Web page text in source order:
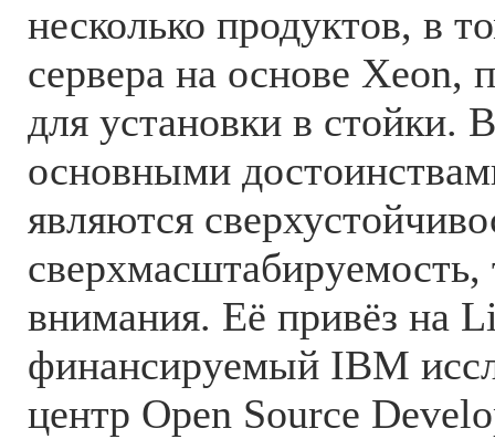
несколько продуктов, в
сервера на основе Xeon,
для установки в стойки.
основными
являются
сверхмасштабируемость,
внимания. Её привёз на
финансируемый IBM
центр Open Source